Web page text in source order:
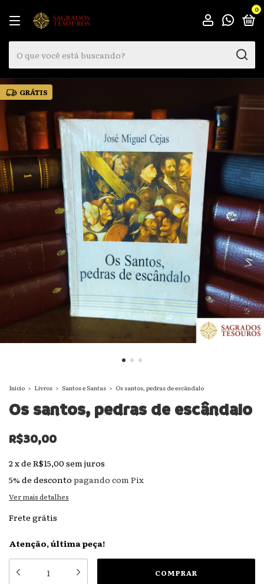
0
GRÁTIS
Início > Livros > Santos e Santas > Os santos, pedras de escândalo
Os santos, pedras de escândalo
R$30,00
2xde R$15,00 sem juros
5% de desconto pagando com Pix
Ver mais detalhes
Frete grátis
Atenção, última peça!